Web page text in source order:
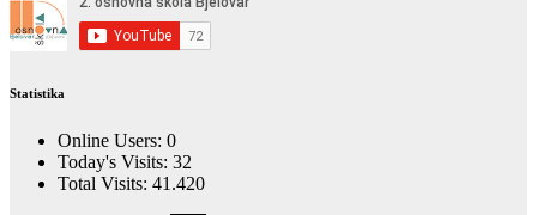
Statistika
Online Users: 0
Today's Visits: 32
Total Visits: 41.420